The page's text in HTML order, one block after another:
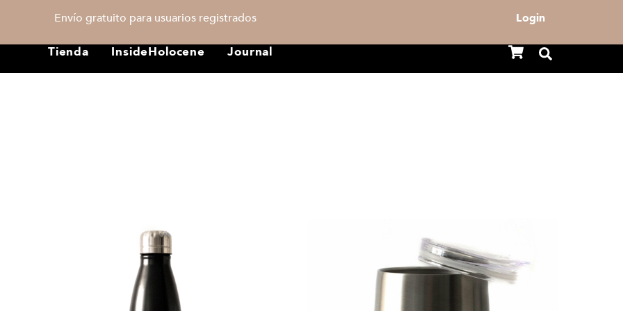
Envío gratuito para usuarios registrados Login
CartSearch
Tienda InsideHolocene Journal